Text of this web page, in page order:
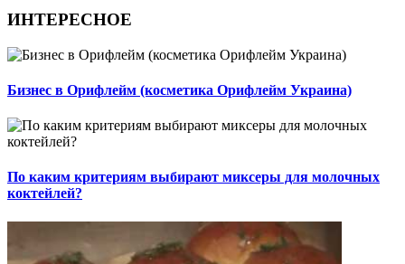
ИНТЕРЕСНОЕ
Бизнес в Орифлейм (косметика Орифлейм Украина)
По каким критериям выбирают миксеры для молочных
коктейлей?